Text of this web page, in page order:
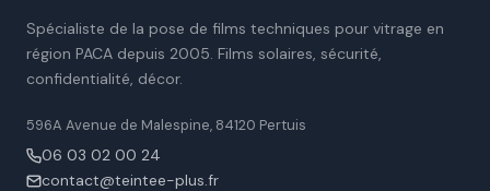
Spécialiste de la pose de films techniques pour vitrage en
région PACA depuis 2005. Films solaires, sécurité,
confidentialité, décor.
596A Avenue de Malespine, 84120 Pertuis
06 03 02 00 24
contact@teintee-plus.fr